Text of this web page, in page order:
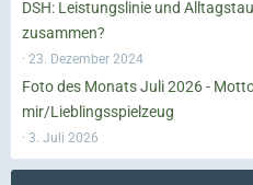
DSH: Leistungslinie und
zusammen?
23. Dezember 2024
Foto des Monats Juli 2026 -
mir/Lieblingsspielzeug
3. Juli 2026